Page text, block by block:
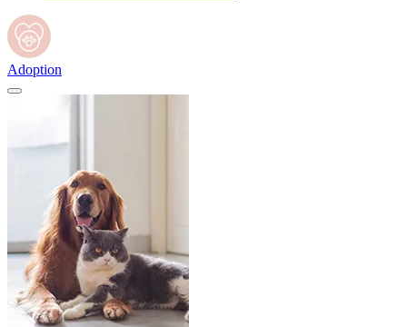
Adoption